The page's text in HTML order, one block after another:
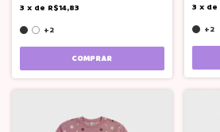
3 x de R$14,83
+2
COMPRAR
3 x de
+2